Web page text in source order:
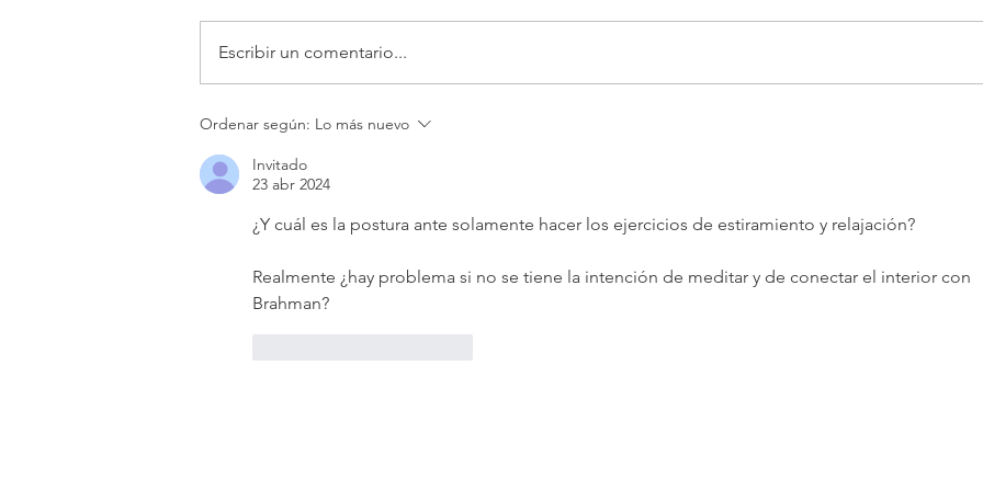
La Capacidad de Amar
Escribir un comentario...
Ordenar según: Lo más nuevo
Invitado
23 abr 2024
¿Y cuál es la postura ante solamente hacer los ejercicios de estiramiento y relajación?
Realmente ¿hay problema si no se tiene la intención de meditar y de conectar el interior con
Brahman?